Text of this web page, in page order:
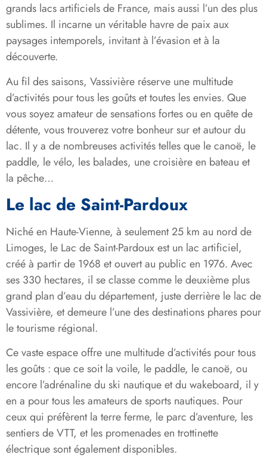
grands lacs artificiels de France, mais aussi l’un des plus
sublimes. Il incarne un véritable havre de paix aux
paysages intemporels, invitant à l’évasion et à la
découverte.
Au fil des saisons, Vassivière réserve une multitude
d’activités pour tous les goûts et toutes les envies. Que
vous soyez amateur de sensations fortes ou en quête de
détente, vous trouverez votre bonheur sur et autour du
lac. Il y a de nombreuses activités telles que le canoë, le
paddle, le vélo, les balades, une croisière en bateau et
la pêche…
Le lac de Saint-Pardoux
Niché en Haute-Vienne, à seulement 25 km au nord de
Limoges, le Lac de Saint-Pardoux est un lac artificiel,
créé à partir de 1968 et ouvert au public en 1976. Avec
ses 330 hectares, il se classe comme le deuxième plus
grand plan d’eau du département, juste derrière le lac de
Vassivière, et demeure l’une des destinations phares pour
le tourisme régional.
Ce vaste espace offre une multitude d’activités pour tous
les goûts : que ce soit la voile, le paddle, le canoë, ou
encore l’adrénaline du ski nautique et du wakeboard, il y
en a pour tous les amateurs de sports nautiques. Pour
ceux qui préfèrent la terre ferme, le parc d’aventure, les
sentiers de VTT, et les promenades en trottinette
électrique sont également disponibles.